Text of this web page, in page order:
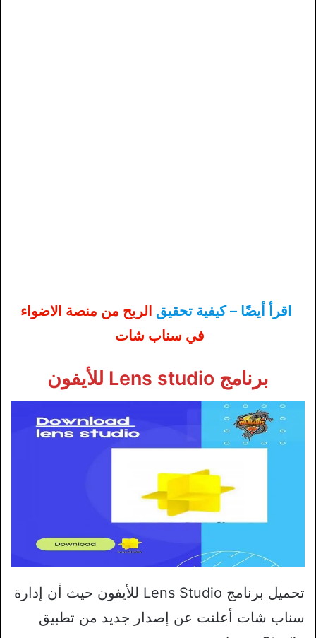
اقرأ أيضًا – كيفية تحقيق الربح من منصة الاضواء
في سناب شات
برنامج Lens studio للأيفون
تحميل برنامج Lens Studio للأيفون حيث أن إدارة
سناب شات أعلنت عن إصدار جديد من تطبيق